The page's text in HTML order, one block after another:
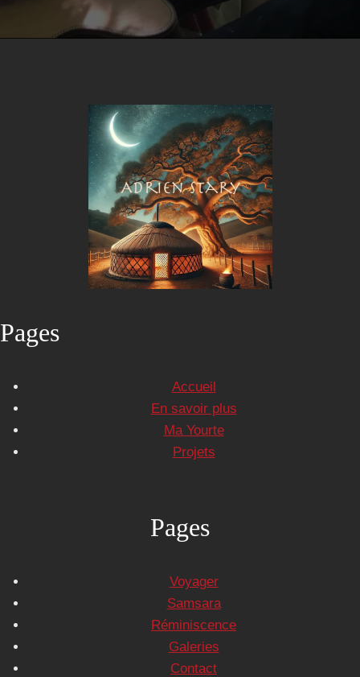
Pages
Accueil
En savoir plus
Ma Yourte
Projets
Pages
Voyager
Samsara
Réminiscence
Galeries
Contact